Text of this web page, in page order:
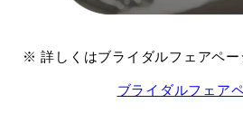
※ 詳しくはブライダルフェアペー
ブライダルフェア